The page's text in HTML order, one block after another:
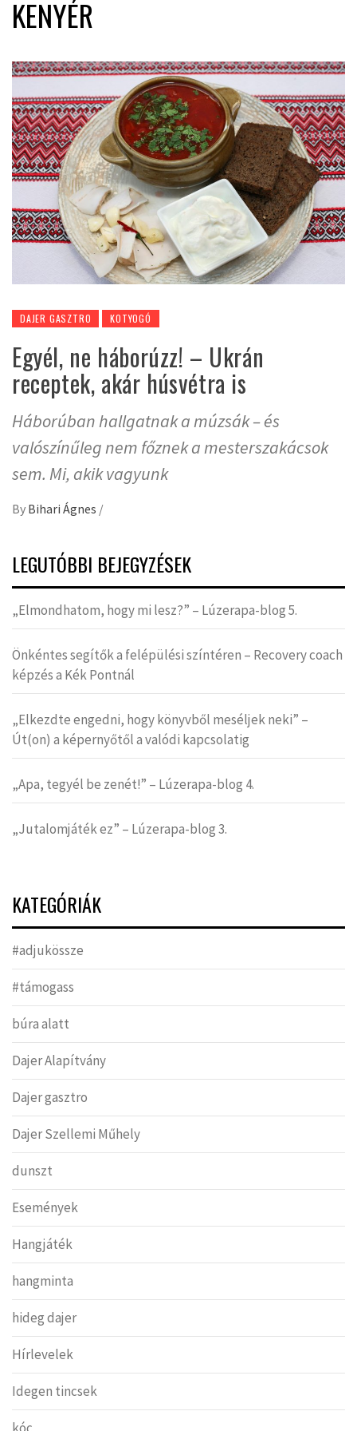
KENYÉR
DAJER GASZTRO KOTYOGÓ
Egyél, ne háborúzz! – Ukrán
receptek, akár húsvétra is
Háborúban hallgatnak a múzsák – és
valószínűleg nem főznek a mesterszakácsok
sem. Mi, akik vagyunk
By Bihari Ágnes /
LEGUTÓBBI BEJEGYZÉSEK
„Elmondhatom, hogy mi lesz?” – Lúzerapa-blog 5.
Önkéntes segítők a felépülési színtéren – Recovery coach
képzés a Kék Pontnál
„Elkezdte engedni, hogy könyvből meséljek neki” –
Út(on) a képernyőtől a valódi kapcsolatig
„Apa, tegyél be zenét!” – Lúzerapa-blog 4.
„Jutalomjáték ez” – Lúzerapa-blog 3.
KATEGÓRIÁK
#adjukössze
#támogass
búra alatt
Dajer Alapítvány
Dajer gasztro
Dajer Szellemi Műhely
dunszt
Események
Hangjáték
hangminta
hideg dajer
Hírlevelek
Idegen tincsek